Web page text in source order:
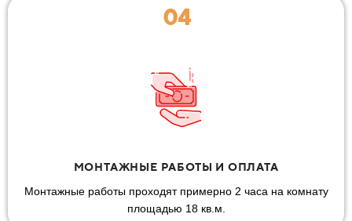
04
МОНТАЖНЫЕ РАБОТЫ И ОПЛАТА
Монтажные работы проходят примерно 2 часа на комнату
площадью 18 кв.м.